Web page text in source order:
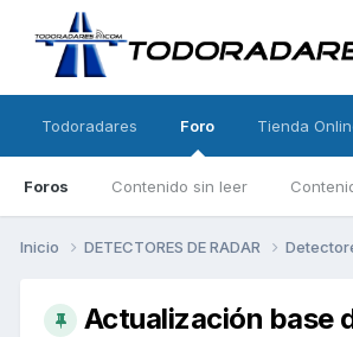
Todoradares Foro
Foros Contenido sin leer
Tienda
Inicio DETECTORES DE RADAR
Actualización base